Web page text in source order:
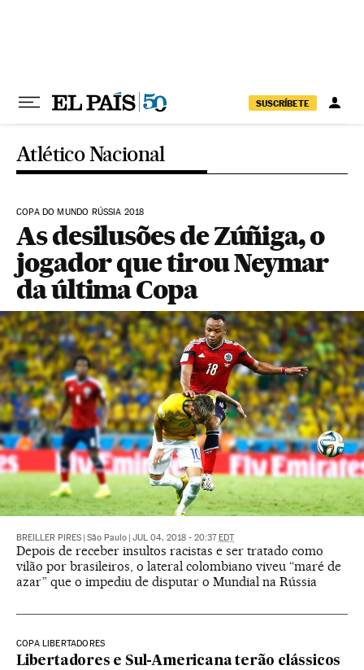
SUSCRÍBETE
Atlético Nacional
COPA DO MUNDO RÚSSIA 2018
As desilusões de Zúñiga, o
jogador que tirou Neymar
da última Copa
BREILLER PIRES São Paulo JUL 04, 2018 - 20:37 EDT
Depois de receber insultos racistas e ser tratado como
vilão por brasileiros, o lateral colombiano viveu “maré de
azar” que o impediu de disputar o Mundial na Rússia
COPA LIBERTADORES
Libertadores e Sul-Americana terão clássicos